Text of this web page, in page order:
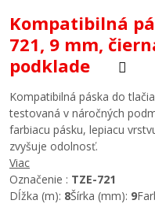
Kompatibilná
721, 9 mm,
podklade
Kompatibilná páska do
testovaná v náročných
farbiacu pásku, lepiacu
zvyšuje odolnosť.
Viac
Označenie : TZE-721
Dĺžka (m): 8Šírka (mm): 9